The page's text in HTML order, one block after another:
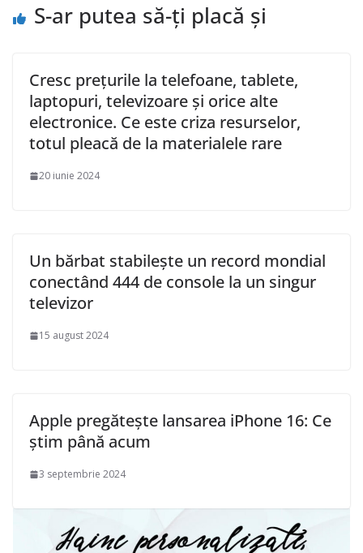
S-ar putea să-ți placă și
Cresc prețurile la telefoane, tablete,
laptopuri, televizoare și orice alte
electronice. Ce este criza resurselor,
totul pleacă de la materialele rare
20 iunie 2024
Un bărbat stabilește un record mondial
conectând 444 de console la un singur
televizor
15 august 2024
Apple pregătește lansarea iPhone 16: Ce
știm până acum
3 septembrie 2024